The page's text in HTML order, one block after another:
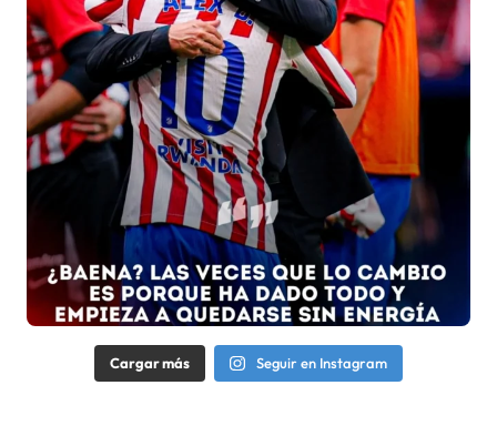
Cargar más Seguir en Instagram